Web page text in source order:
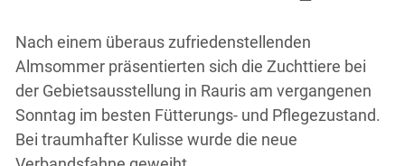
Nach einem überaus zufriedenstellenden
Almsommer präsentierten sich die Zuchttiere bei
der Gebietsausstellung in Rauris am vergangenen
Sonntag im besten Fütterungs- und Pflegezustand.
Bei traumhafter Kulisse wurde die neue